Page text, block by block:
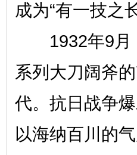
成为“有一技之
1932年9月，
系列大刀阔斧
代。抗日战争
以海纳百川的